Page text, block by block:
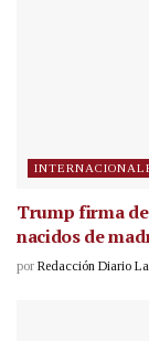
Trump firma
nacidos de
por Redacción Diario